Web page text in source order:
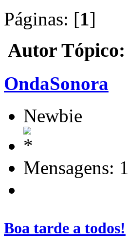
Páginas: [1]
Autor
OndaSonora
Newbie
Mensagens: 1
Boa tarde a todos!